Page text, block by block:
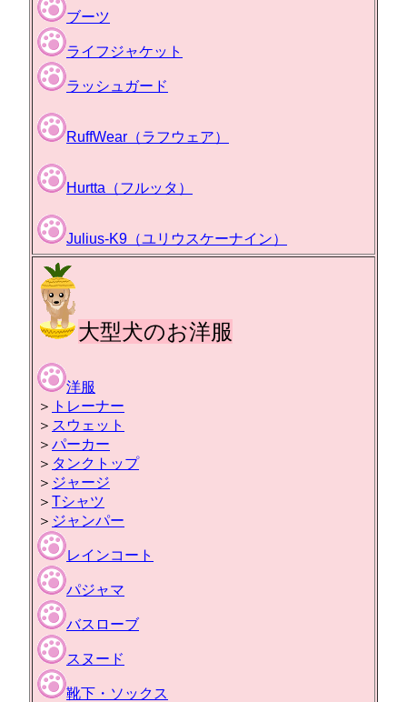
ブーツ
ライフジャケット
ラッシュガード
RuffWear（ラフウェア）
Hurtta（フルッタ）
Julius-K9（ユリウスケーナイン）
大型犬のお洋服
洋服
＞ トレーナー
＞ スウェット
＞ パーカー
＞ タンクトップ
＞ ジャージ
＞ Tシャツ
＞ ジャンパー
レインコート
パジャマ
バスローブ
スヌード
靴下・ソックス